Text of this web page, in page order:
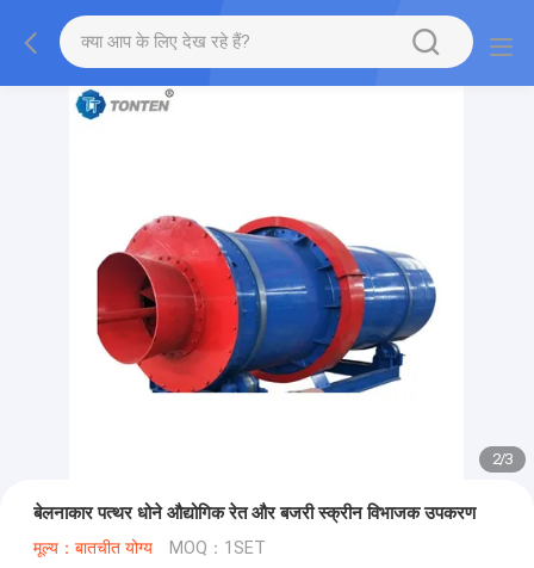
2/3
बेलनाकार पत्थर धोने औद्योगिक रेत और बजरी स्क्रीन विभाजक उपकरण
मूल्य：बातचीत योग्य MOQ：1SET